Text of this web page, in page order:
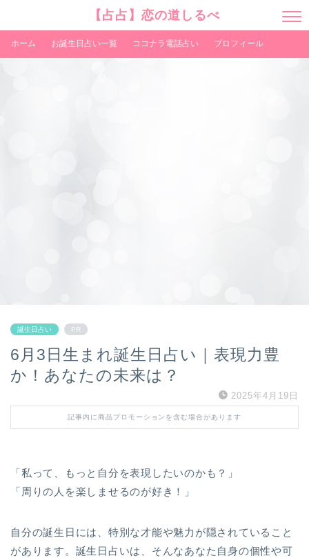
E
U
【占占】恋の道しるべ
ホーム お誕生日占い一覧 ココナラ電話占い プロフィール
誕生日占い PR
6月3日生まれ誕生日占い｜表現力豊
か！あなたの未来は？
2025年4月19日
記事内に商品プロモーションを含む場合があります
「私って、もっと自分を表現したいのかも？」
「周りの人を楽しませるのが好き！」
自分の誕生日には、特別な才能や魅力が隠されていること
があります。誕生日占いは、そんなあなた自身の個性や可